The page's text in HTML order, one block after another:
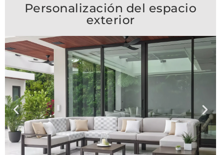
Personalización del espacio
exterior